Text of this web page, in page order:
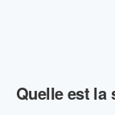
Quelle est la